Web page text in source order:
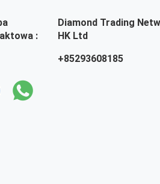
:
Diamond Trading
HK Ltd
+85293608185